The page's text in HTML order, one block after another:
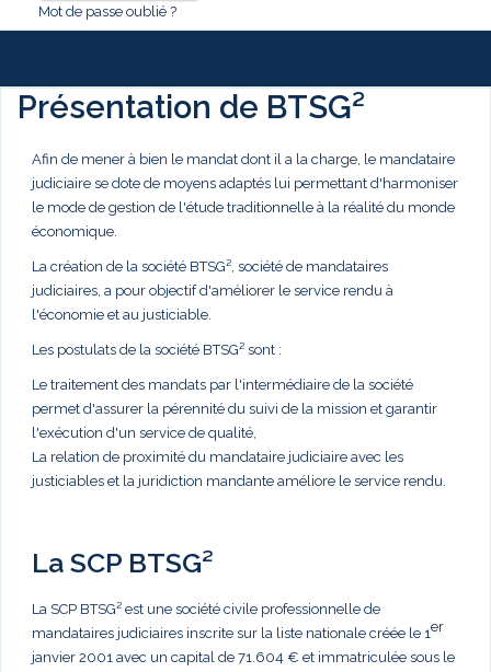
Mot de passe oublié ?
Présentation de BTSG²
Afin de mener à bien le mandat dont il a la charge, le mandataire
judiciaire se dote de moyens adaptés lui permettant d'harmoniser
le mode de gestion de l'étude traditionnelle à la réalité du monde
économique.
La création de la société BTSG², société de mandataires
judiciaires, a pour objectif d'améliorer le service rendu à
l'économie et au justiciable.
Les postulats de la société BTSG² sont :
Le traitement des mandats par l'intermédiaire de la société
permet d'assurer la pérennité du suivi de la mission et garantir
l'exécution d'un service de qualité,
La relation de proximité du mandataire judiciaire avec les
justiciables et la juridiction mandante améliore le service rendu.
La SCP BTSG²
La SCP BTSG² est une société civile professionnelle de
mandataires judiciaires inscrite sur la liste nationale créée le 1er
janvier 2001 avec un capital de 71.604 € et immatriculée sous le